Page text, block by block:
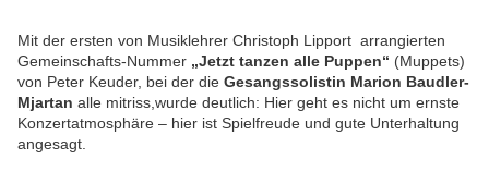
Mit der ersten von Musiklehrer Christoph Lipport arrangierten
Gemeinschafts-Nummer „Jetzt tanzen alle Puppen“ (Muppets)
von Peter Keuder, bei der die Gesangssolistin Marion Baudler-
Mjartan alle mitriss,wurde deutlich: Hier geht es nicht um ernste
Konzertatmosphäre – hier ist Spielfreude und gute Unterhaltung
angesagt.